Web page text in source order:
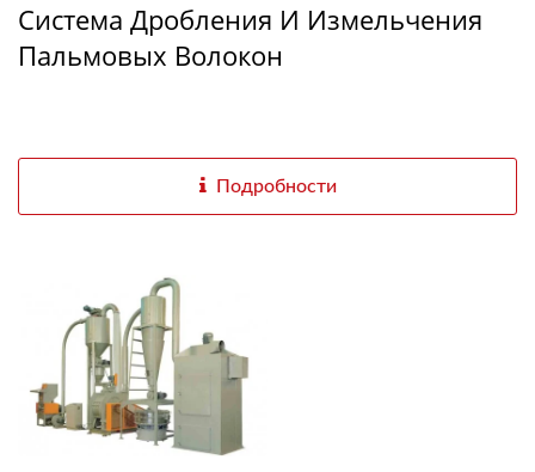
Система Дробления И Измельчения
Пальмовых Волокон
Подробности